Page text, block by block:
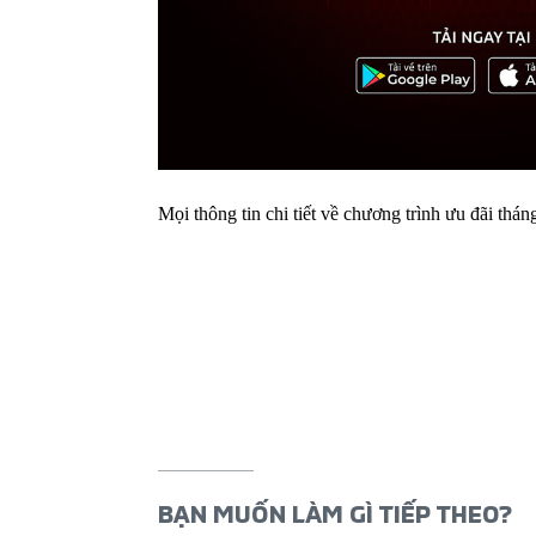
Mọi thông tin chi tiết về chương trình ưu đãi
BẠN MUỐN LÀM GÌ TIẾP THEO?